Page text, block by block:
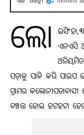
ଲୋ ଏନଏସି
ପଡ଼ାକୁ ପାଳି କରି ପାଇପ
ଗ୍ରାମର
ବଞ୍ଚତ୍ତ ହୋଇ ହଟହଟା